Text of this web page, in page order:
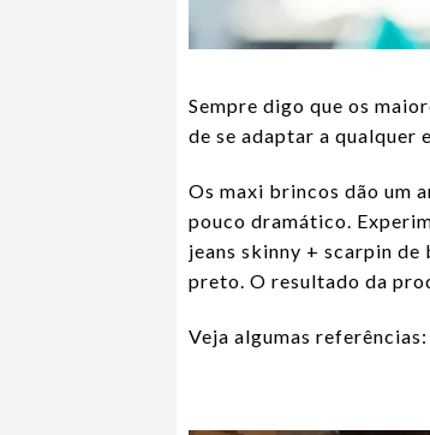
Sempre digo que os
de se adaptar a qualquer
Os maxi brincos dão um
pouco dramático.
jeans skinny + scarpin
preto. O resultado da
Veja algumas referências: